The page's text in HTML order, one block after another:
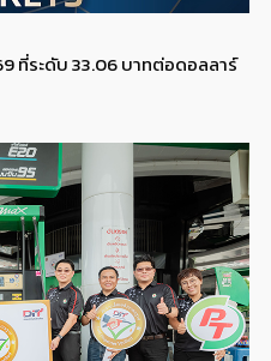
ที่ระดับ 33.06 บาทต่อดอลลาร์